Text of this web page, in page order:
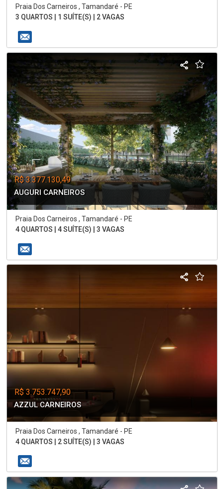
Praia Dos Carneiros , Tamandaré - PE
3 QUARTOS | 1 SUÍTE(S) | 2 VAGAS
R$ 3.377.130,49
AUGURI CARNEIROS
Praia Dos Carneiros , Tamandaré - PE
4 QUARTOS | 4 SUÍTE(S) | 3 VAGAS
R$ 3.753.747,90
AZZUL CARNEIROS
Praia Dos Carneiros , Tamandaré - PE
4 QUARTOS | 2 SUÍTE(S) | 3 VAGAS